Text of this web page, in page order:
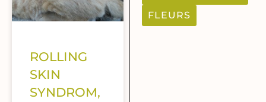
ROLLING
SKIN
SYNDROM,
FLEURS